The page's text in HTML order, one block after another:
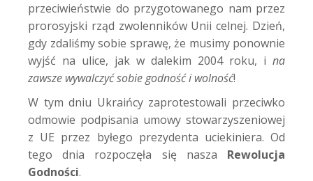
przeciwieństwie do przygotowanego nam przez
prorosyjski rząd zwolenników Unii celnej. Dzień,
gdy zdaliśmy sobie sprawę, że musimy ponownie
wyjść na ulice, jak w dalekim 2004 roku, i na
zawsze wywalczyć sobie godność i wolność!
W tym dniu Ukraińcy zaprotestowali przeciwko
odmowie podpisania umowy stowarzyszeniowej
z UE przez byłego prezydenta uciekiniera. Od
tego dnia rozpoczęła się nasza Rewolucja
Godności.